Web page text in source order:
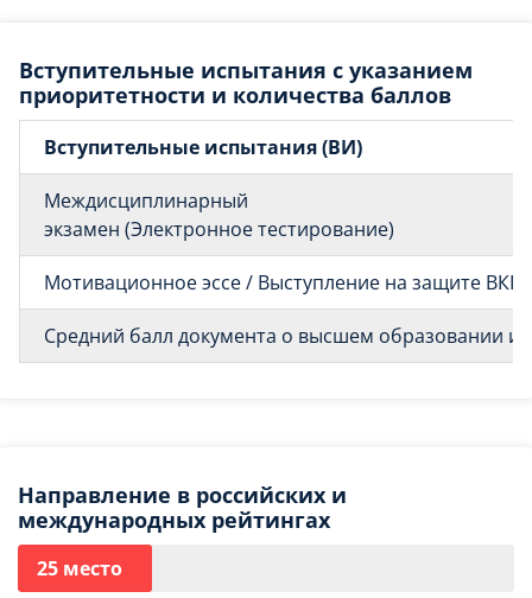
Вступительные испытания с указанием
приоритетности и количества баллов
Вступительные испытания (ВИ)
Междисциплинарный
экзамен (Электронное тестирование)
Мотивационное эссе / Выступление на защите ВКР
Средний балл документа о высшем образовании и
Направление в российских и
международных рейтингах
25 место